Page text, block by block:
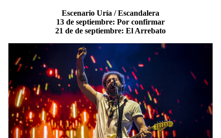
Escenario Uría / Escandalera
13 de septiembre: Por confirmar
21 de de septiembre: El Arrebato